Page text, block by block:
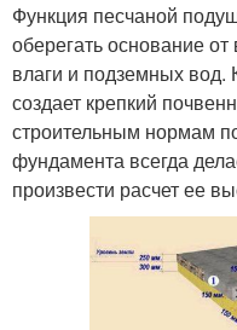
Функция песчаной
оберегать основание
влаги и подземных вод.
создает крепкий
строительным нормам
фундамента всегда
произвести расчет ее